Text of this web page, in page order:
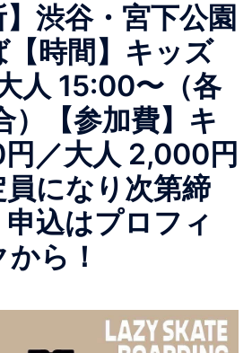
渋谷・宮下公園
時間】キッズ
人 15:00〜（各
）【参加費】キ
／大人 2,000円
員になり次第締
込はプロフィ
ら！